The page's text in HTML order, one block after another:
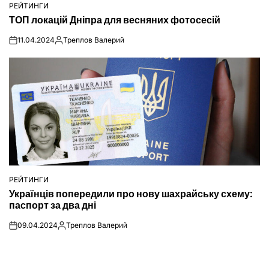
ОПУБЛІКУВАТИ
РЕЙТИНГИ
ТОП локацій Дніпра для весняних фотосесій
on11.04.2024Опубліковано
Треплов Валерий
ОПУБЛІКУВАТИ
У
РЕЙТИНГИ
Українців попередили про нову шахрайську схему:
паспорт за два дні
on09.04.2024Опубліковано
Треплов Валерий